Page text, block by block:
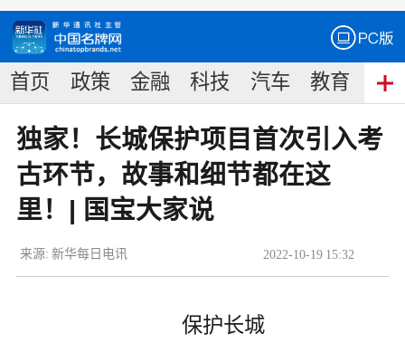
首页 政策 金融 科技 汽车 教育 食
独家！长城保护项目首次引入考
古环节，故事和细节都在这
里！| 国宝大家说
2022-10-19 15:32
来源: 新华每日电讯
保护长城